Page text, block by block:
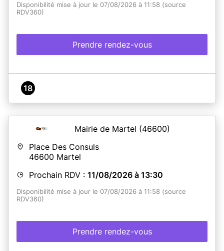
Disponibilité mise à jour le 07/08/2026 à 11:58 (source
RDV360)
Prendre rendez-vous
18
Mairie de Martel (46600)
Place Des Consuls
46600 Martel
Prochain RDV : 11/08/2026 à 13:30
Disponibilité mise à jour le 07/08/2026 à 11:58 (source
RDV360)
Prendre rendez-vous